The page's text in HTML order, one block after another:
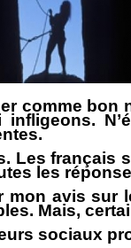
comme
Les
les
avis
Mais,
sociaux